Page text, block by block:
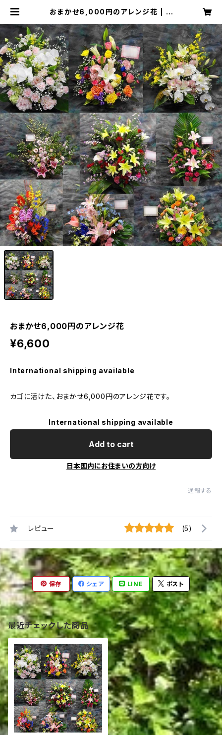
おまかせ6,000円のアレンジ花 | フ
1/1
おまかせ6,000円のアレンジ花
¥6,600
International shipping available
カゴに活けた、おまかせ6,000円のアレンジ花です。
International shipping available
Add to cart
日本国内にお住まいの方向け
通報する
レビュー (5)
保存 シェア LINE ポスト
最近チェックした商品